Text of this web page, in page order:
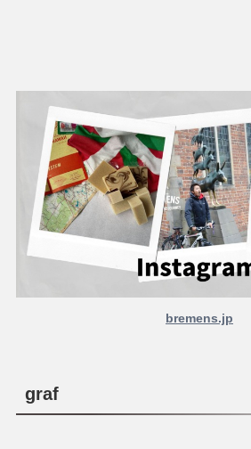
bremens.jp
graf